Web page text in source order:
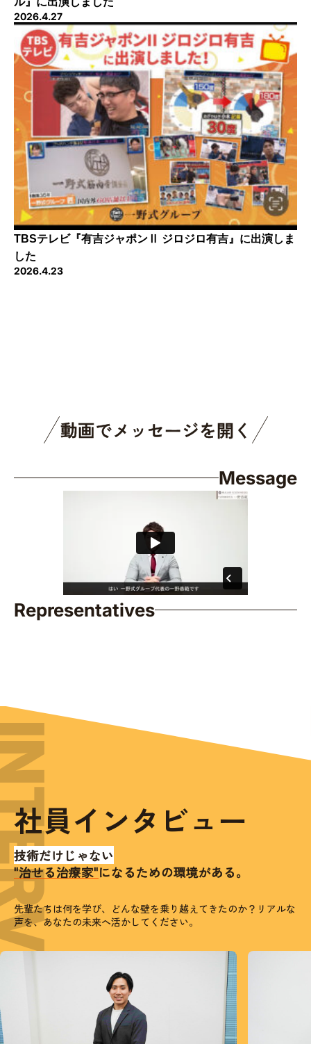
2026.4.27
TBSテレビ『有吉ジャポンⅡ ジロジロ有吉』に出演しま
した
2026.4.23
動画でメッセージを開く
Message
Representatives
社員インタビュー
技術だけじゃない
"治せる治療家"になるための環境がある。
先輩たちは何を学び、どんな壁を乗り越えてきたのか？ リアルな
声を、あなたの未来へ活かしてください。